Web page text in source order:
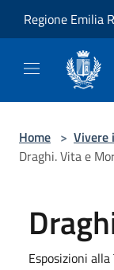
Regione Emilia
Home > Vivere
Draghi. Vita e
Esposizioni